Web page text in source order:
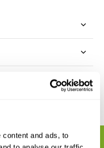
and ads, to